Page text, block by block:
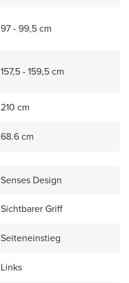
97 - 99,5 cm
157,5 - 159,5 cm
210 cm
68.6 cm
Senses Design
Sichtbarer Griff
Seiteneinstieg
Links